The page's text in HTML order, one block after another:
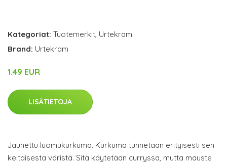
Kategoriat: Tuotemerkit, Urtekram
Brand: Urtekram
1.49 EUR
LISÄTIETOJA
Jauhettu luomukurkuma. Kurkuma tunnetaan erityisesti sen
keltaisesta väristä. Sitä käytetään curryssa, mutta mauste